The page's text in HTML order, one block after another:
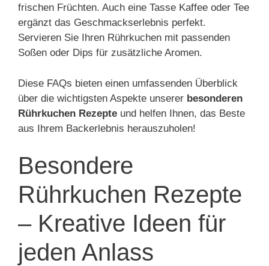
frischen Früchten. Auch eine Tasse Kaffee oder Tee
ergänzt das Geschmackserlebnis perfekt.
Servieren Sie Ihren Rührkuchen mit passenden
Soßen oder Dips für zusätzliche Aromen.
Diese FAQs bieten einen umfassenden Überblick
über die wichtigsten Aspekte unserer besonderen
Rührkuchen Rezepte und helfen Ihnen, das Beste
aus Ihrem Backerlebnis herauszuholen!
Besondere
Rührkuchen Rezepte
– Kreative Ideen für
jeden Anlass